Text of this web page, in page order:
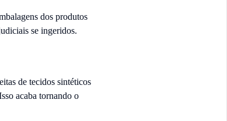
dos produtos
se ingeridos.
de tecidos sintéticos
acaba tornando o